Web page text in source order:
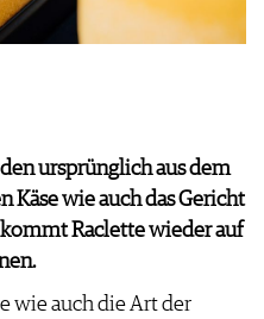
ursprünglich aus dem
Käse wie auch das Gericht
Raclette wieder auf
wie auch die Art der